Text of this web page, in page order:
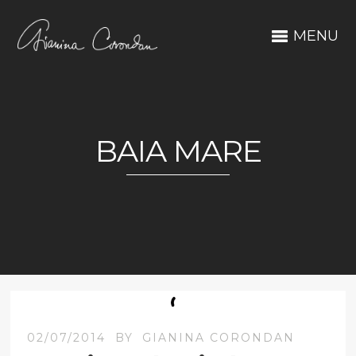
MENU
BAIA MARE
02/07/2014 BY GIANINA CORONDAN